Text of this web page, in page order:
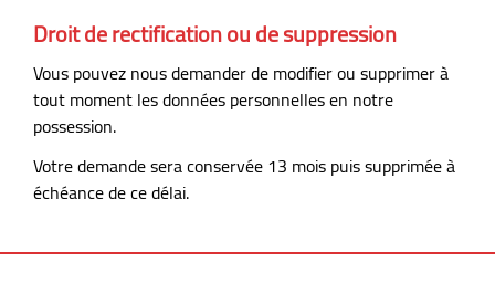
Droit de rectification ou de suppression
Vous pouvez nous demander de modifier ou supprimer à
tout moment les données personnelles en notre
possession.
Votre demande sera conservée 13 mois puis supprimée à
échéance de ce délai.